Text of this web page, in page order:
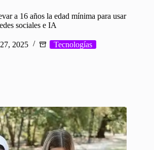
a 16 años la edad mínima para usar
sociales e IA
2025 Tecnologías